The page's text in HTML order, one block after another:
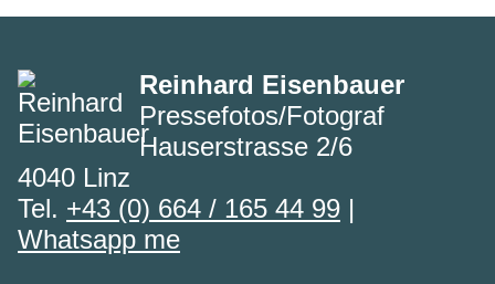
Reinhard Eisenbauer
Pressefotos/Fotograf
Hauserstrasse 2/6
4040 Linz
Tel. +43 (0) 664 / 165 44 99 |
Whatsapp me